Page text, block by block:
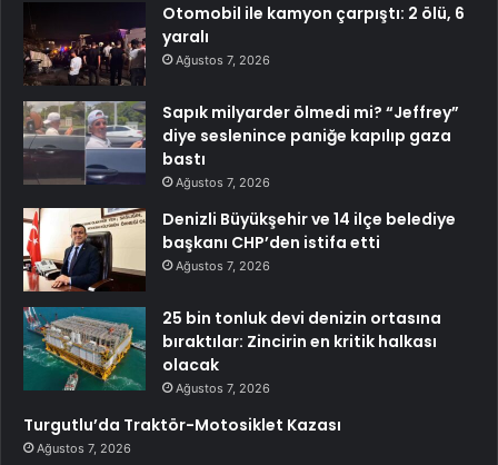
Otomobil ile kamyon çarpıştı: 2 ölü, 6
yaralı
Ağustos 7, 2026
Sapık milyarder ölmedi mi? “Jeffrey”
diye seslenince paniğe kapılıp gaza
bastı
Ağustos 7, 2026
Denizli Büyükşehir ve 14 ilçe belediye
başkanı CHP’den istifa etti
Ağustos 7, 2026
25 bin tonluk devi denizin ortasına
bıraktılar: Zincirin en kritik halkası
olacak
Ağustos 7, 2026
Turgutlu’da Traktör-Motosiklet Kazası
Ağustos 7, 2026